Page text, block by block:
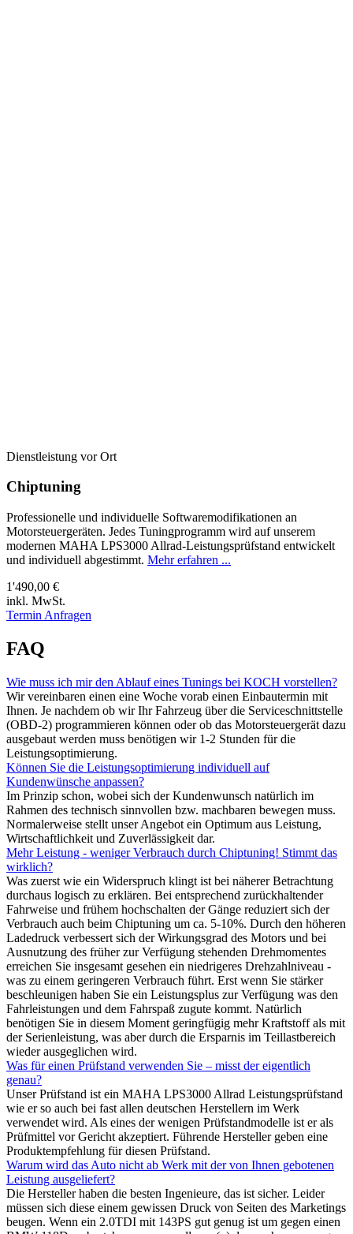
Dienstleistung vor Ort
Chiptuning
Professionelle und individuelle Softwaremodifikationen an
Motorsteuergeräten. Jedes Tuningprogramm wird auf unserem
modernen MAHA LPS3000 Allrad-Leistungsprüfstand entwickelt
und individuell abgestimmt. Mehr erfahren ...
1'490,00 €
inkl. MwSt.
Termin Anfragen
FAQ
Wie muss ich mir den Ablauf eines Tunings bei KOCH vorstellen?
Wir vereinbaren einen eine Woche vorab einen Einbautermin mit
Ihnen. Je nachdem ob wir Ihr Fahrzeug über die Serviceschnittstelle
(OBD-2) programmieren können oder ob das Motorsteuergerät dazu
ausgebaut werden muss benötigen wir 1-2 Stunden für die
Leistungsoptimierung.
Können Sie die Leistungsoptimierung individuell auf
Kundenwünsche anpassen?
Im Prinzip schon, wobei sich der Kundenwunsch natürlich im
Rahmen des technisch sinnvollen bzw. machbaren bewegen muss.
Normalerweise stellt unser Angebot ein Optimum aus Leistung,
Wirtschaftlichkeit und Zuverlässigkeit dar.
Mehr Leistung - weniger Verbrauch durch Chiptuning! Stimmt das
wirklich?
Was zuerst wie ein Widerspruch klingt ist bei näherer Betrachtung
durchaus logisch zu erklären. Bei entsprechend zurückhaltender
Fahrweise und frühem hochschalten der Gänge reduziert sich der
Verbrauch auch beim Chiptuning um ca. 5-10%. Durch den höheren
Ladedruck verbessert sich der Wirkungsgrad des Motors und bei
Ausnutzung des früher zur Verfügung stehenden Drehmomentes
erreichen Sie insgesamt gesehen ein niedrigeres Drehzahlniveau -
was zu einem geringeren Verbrauch führt. Erst wenn Sie stärker
beschleunigen haben Sie ein Leistungsplus zur Verfügung was den
Fahrleistungen und dem Fahrspaß zugute kommt. Natürlich
benötigen Sie in diesem Moment geringfügig mehr Kraftstoff als mit
der Serienleistung, was aber durch die Ersparnis im Teillastbereich
wieder ausgeglichen wird.
Was für einen Prüfstand verwenden Sie – misst der eigentlich
genau?
Unser Prüfstand ist ein MAHA LPS3000 Allrad Leistungsprüfstand
wie er so auch bei fast allen deutschen Herstellern im Werk
verwendet wird. Als eines der wenigen Prüfstandmodelle ist er als
Prüfmittel vor Gericht akzeptiert. Führende Hersteller geben eine
Produktempfehlung für diesen Prüfstand.
Warum wird das Auto nicht ab Werk mit der von Ihnen gebotenen
Leistung ausgeliefert?
Die Hersteller haben die besten Ingenieure, das ist sicher. Leider
müssen sich diese einem gewissen Druck von Seiten des Marketings
beugen. Wenn ein 2.0TDI mit 143PS gut genug ist um gegen einen